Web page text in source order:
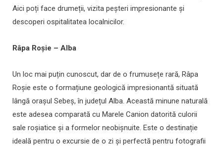
Aici poți face drumeții, vizita peșteri impresionante și
descoperi ospitalitatea localnicilor.
Râpa Roșie – Alba
Un loc mai puțin cunoscut, dar de o frumusețe rară, Râpa
Roșie este o formațiune geologică impresionantă situată
lângă orașul Sebeș, în județul Alba. Această minune naturală
este adesea comparată cu Marele Canion datorită culorii
sale roșiatice și a formelor neobișnuite. Este o destinație
ideală pentru o excursie de o zi și perfectă pentru fotografii